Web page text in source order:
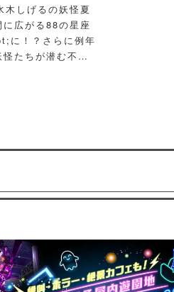
しげるの妖怪夏
広がる88の星座
に！？さらに例年
たちが潜む不思